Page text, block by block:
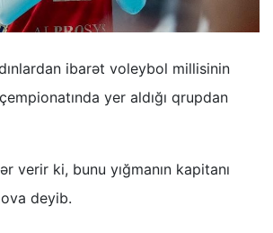
ibarət voleybol millisinin
yer aldığı qrupdan
verir ki, bunu yığmanın kapitanı
deyib.